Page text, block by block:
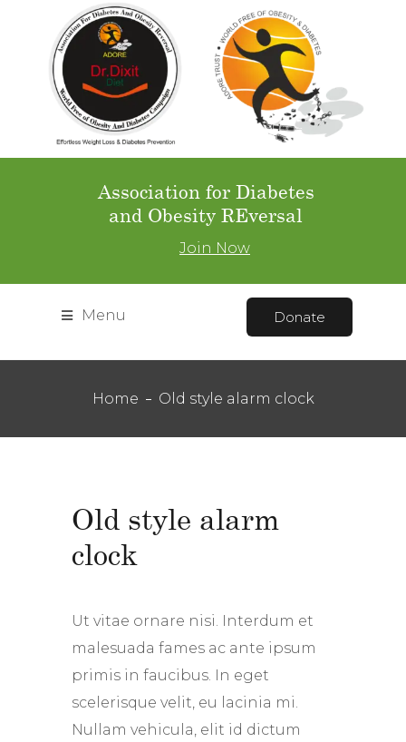
Association for Diabetes
and Obesity REversal
Join Now
Menu Donate
Home Old style alarm clock
Old style alarm
clock
Ut vitae ornare nisi. Interdum et
malesuada fames ac ante ipsum
primis in faucibus. In eget
scelerisque velit, eu lacinia mi.
Nullam vehicula, elit id dictum